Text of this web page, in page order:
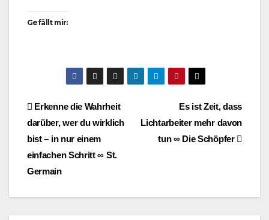
Gefällt mir:
BeitragsnavigationEs ist Zeit, dass
Lichtarbeiter mehr davon
tun ∞ Die Schöpfer
Erkenne die Wahrheit
darüber, wer du wirklich
bist – in nur einem
einfachen Schritt ∞ St.
Germain